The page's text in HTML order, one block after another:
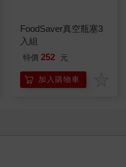
FoodSaver真空瓶塞3
入組
特價 252 元
加入購物車